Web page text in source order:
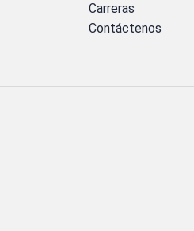
Carreras
Contáctenos